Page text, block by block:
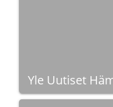
Yle Uutiset